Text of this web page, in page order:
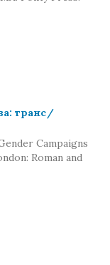
транс /
Campaigns
Roman and